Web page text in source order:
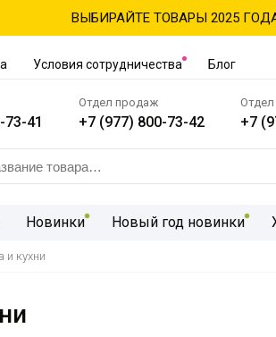
ВЫБИРАЙТЕ ТОВАРЫ 2025
Условия сотрудничества Блог
73-41
Отдел продаж
+7 (977) 800-73-42 +7
Новинки Новый год новинки
и кухни